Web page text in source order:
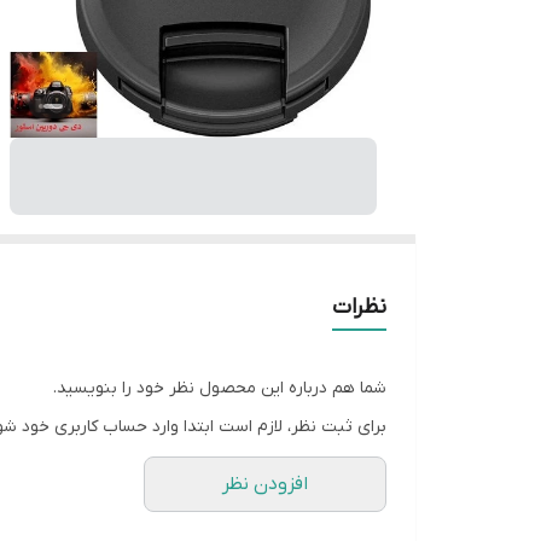
نظرات
شما هم درباره این محصول نظر خود را بنویسید.
برای ثبت نظر، لازم است ابتدا وارد حساب کاربری خود
افزودن نظر